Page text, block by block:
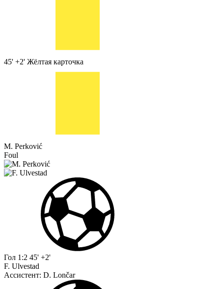
45' +2' Жёлтая карточка
M. Perković
Foul
Гол 1:2 45' +2'
F. Ulvestad
Ассистент: D. Lončar